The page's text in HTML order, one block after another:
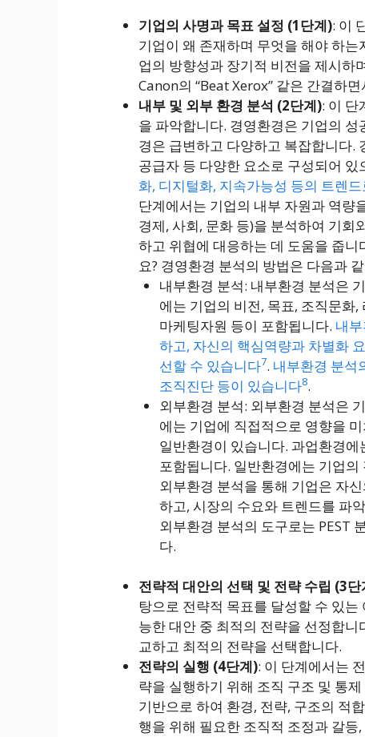
기업의 사명과 목표 설정 (1단계): 이
기업이 왜 존재하며 무엇을 해야 하
업의 방향성과 장기적 비전을 제시하
Canon의 “Beat Xerox” 같은 간결하
내부 및 외부 환경 분석 (2단계): 이 단
을 파악합니다. 경영환경은 기업의
경은 급변하고 다양하고 복잡합니다.
공급자 등 다양한 요소로 구성되어
화, 디지털화, 지속가능성 등의 트렌
단계에서는 기업의 내부 자원과 역량
경제, 사회, 문화 등)을 분석하여 기회
하고 위협에 대응하는 데 도움을 줍
요? 경영환경 분석의 방법은 다음과
내부환경 분석: 내부환경 분석은
에는 기업의 비전, 목표, 조직문화
마케팅자원 등이 포함됩니다. 내
하고, 자신의 핵심역량과 차별화
선할 수 있습니다7. 내부환경 분석
조직진단 등이 있습니다8.
외부환경 분석: 외부환경 분석은
에는 기업에 직접적으로 영향을
일반환경이 있습니다. 과업환경
포함됩니다. 일반환경에는 기업
외부환경 분석을 통해 기업은 자
하고, 시장의 수요와 트렌드를 파
외부환경 분석의 도구로는 PEST
다.
전략적 대안의 선택 및 전략 수립 (3단
탕으로 전략적 목표를 달성할 수 있
능한 대안 중 최적의 전략을 선정합니
교하고 최적의 전략을 선택합니다​​.
전략의 실행 (4단계): 이 단계에서는
략을 실행하기 위해 조직 구조 및 통
기반으로 하여 환경, 전략, 구조의 적
행을 위해 필요한 조직적 조정과 갈